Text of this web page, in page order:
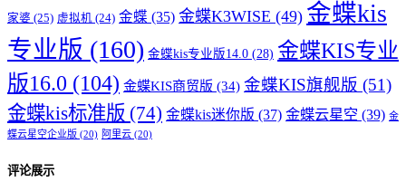
家婆 (25) 虚拟机 (24) 金蝶 (35) 金蝶K3WISE (49) 金蝶kis
专业版 (160) 金蝶kis专业版14.0 (28) 金蝶KIS专业
版16.0 (104) 金蝶KIS商贸版 (34) 金蝶KIS旗舰版 (51)
金蝶kis标准版 (74) 金蝶kis迷你版 (37) 金蝶云星空 (39) 金
蝶云星空企业版 (20) 阿里云 (20)
评论展示